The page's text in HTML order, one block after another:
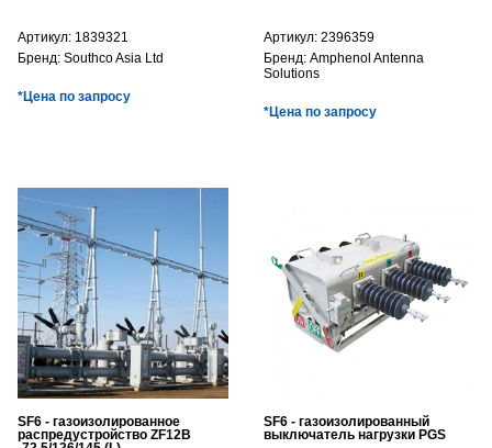
Артикул: 1839321
Бренд: Southco Asia Ltd
*Цена по запросу
Артикул: 2396359
Бренд: Amphenol Antenna
Solutions
*Цена по запросу
SF6 - газоизолированное
распредустройство ZF12B
SF6 - газоизолированный
выключатель нагрузки PGS